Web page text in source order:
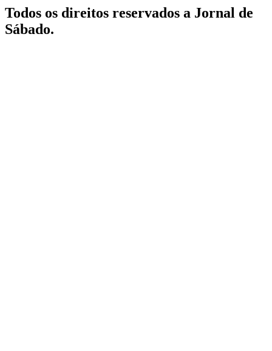
Todos os direitos reservados a Jornal de
Sábado.